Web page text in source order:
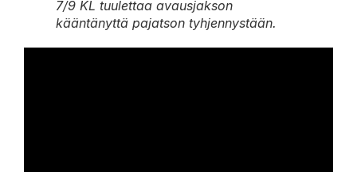
7/9 KL tuulettaa avausjakson
kääntänyttä pajatson tyhjennystään.